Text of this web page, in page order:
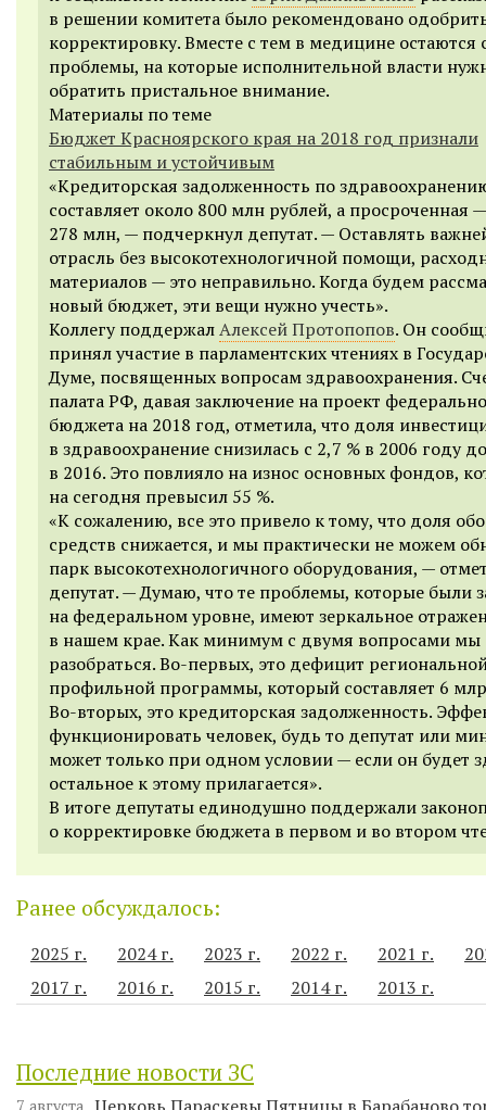
в решении комитета было рекомендовано
корректировку. Вместе с тем в медицине остаются
проблемы, на которые исполнительной власти
обратить пристальное внимание.
Материалы по теме
Бюджет Красноярского края на 2018 год признали
стабильным и устойчивым
«Кредиторская задолженность по
составляет около 800 млн рублей, а просроченная —
278 млн, — подчеркнул депутат. — Оставлять
отрасль без высокотехнологичной помощи,
материалов — это неправильно. Когда будем
новый бюджет, эти вещи нужно учесть».
Коллегу поддержалАлексей Протопопов. Он
принял участие в парламентских чтениях в
Думе, посвященных вопросам здравоохранения.
палата РФ, давая заключение на проект
бюджета на 2018 год, отметила, что доля
в здравоохранение снизилась с 2,7 % в 2006 году
в 2016. Это повлияло на износ основных фондов,
на сегодня превысил 55 %.
«К сожалению, все это привело к тому, что доля
средств снижается, и мы практически не можем
парк высокотехнологичного оборудования, —
депутат. — Думаю, что те проблемы, которые были
на федеральном уровне, имеют зеркальное
в нашем крае. Как минимум с двумя вопросами
разобраться. Во-первых, это дефицит
профильной программы, который составляет 6
Во-вторых, это кредиторская задолженность.
функционировать человек, будь то депутат или
может только при одном условии — если он будет
остальное к этому прилагается».
В итоге депутаты единодушно поддержали
о корректировке бюджета в первом и во втором
Ранее обсуждалось:
2025 г. 2024 г. 2023 г. 2022 г. 2021 г.
2017 г.
2016 г. 2015 г. 2014 г. 2013 г.
Последние новости ЗС
7 августа